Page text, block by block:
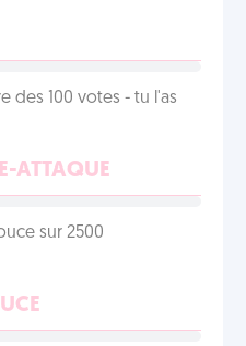
des 100 votes - tu l'as
ATTAQUE
sur 2500